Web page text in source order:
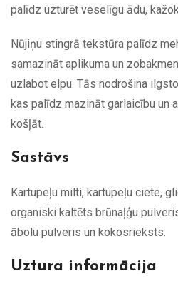
palīdz uzturēt veselīgu ādu,
Nūjiņu stingrā tekstūra palīdz
samazināt aplikuma un
uzlabot elpu. Tās nodrošina
kas palīdz mazināt garlaicību un
košļāt.
Sastāvs
Kartupeļu milti, kartupeļu ciete,
organiski kaltēts brūnaļģu
ābolu pulveris un kokosrieksts.
Uztura informācija